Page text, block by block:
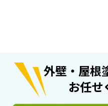
外壁・屋根
お任せ